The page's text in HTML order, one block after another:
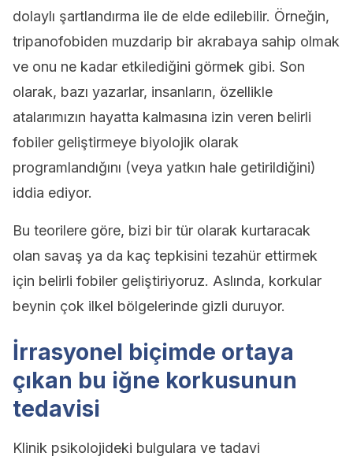
dolaylı şartlandırma ile de elde edilebilir. Örneğin,
tripanofobiden muzdarip bir akrabaya sahip olmak
ve onu ne kadar etkilediğini görmek gibi. Son
olarak, bazı yazarlar, insanların, özellikle
atalarımızın hayatta kalmasına izin veren belirli
fobiler geliştirmeye biyolojik olarak
programlandığını (veya yatkın hale getirildiğini)
iddia ediyor.
Bu teorilere göre, bizi bir tür olarak kurtaracak
olan savaş ya da kaç tepkisini tezahür ettirmek
için belirli fobiler geliştiriyoruz. Aslında, korkular
beynin çok ilkel bölgelerinde gizli duruyor.
İrrasyonel biçimde ortaya
çıkan bu iğne korkusunun
tedavisi
Klinik psikolojideki bulgulara ve tadavi